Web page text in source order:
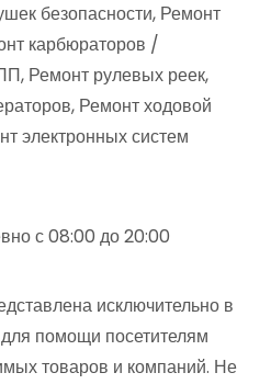
безопасности, Ремонт
карбюраторов /
Ремонт рулевых реек,
Ремонт ходовой
электронных систем
с 08:00 до 20:00
исключительно в
помощи посетителям
товаров и компаний. Не